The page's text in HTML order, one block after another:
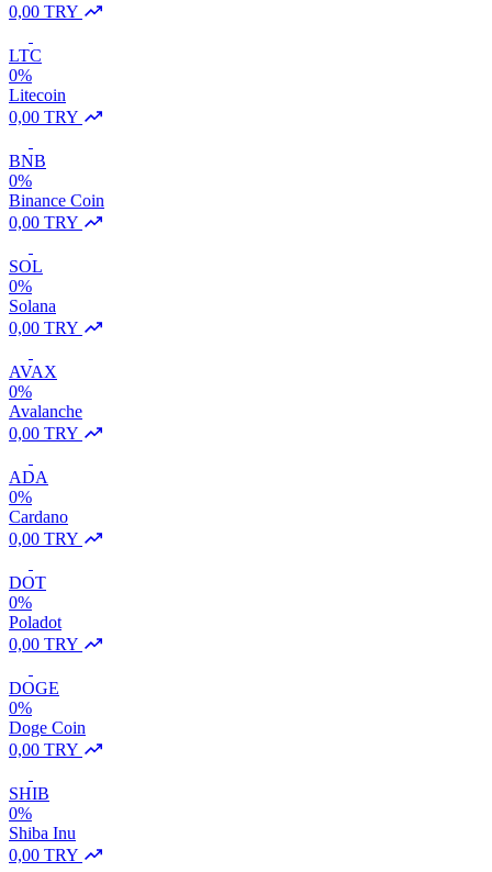
0,00 TRY
LTC
0%
Litecoin
0,00 TRY
BNB
0%
Binance Coin
0,00 TRY
SOL
0%
Solana
0,00 TRY
AVAX
0%
Avalanche
0,00 TRY
ADA
0%
Cardano
0,00 TRY
DOT
0%
Poladot
0,00 TRY
DOGE
0%
Doge Coin
0,00 TRY
SHIB
0%
Shiba Inu
0,00 TRY